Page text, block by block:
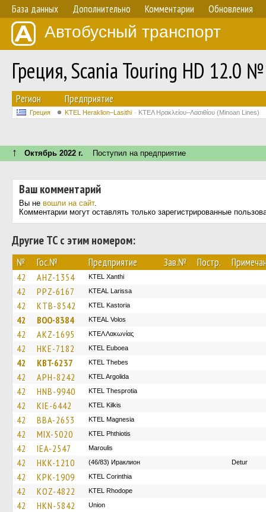
База данных Дополнительно Комментарии Обновления
Автобусный транспорт
Греция, Scania Touring HD 12.0
Регион Предприятие
Греция KTEL Heraklion–Lasithi ΚΤΕΛ Ηρακλείου–Λασιθίου (Minoan Lines)
↑ Октябрь 2022 г. Поступил на предприятие
Ваш комментарий
Вы не вошли на сайт.
Комментарии могут оставлять только зарегистрированные
Другие ТС с этим номером:
№ Гос.№ Предприятие Зав.№ Постр.
42 AHZ-1354 KTEL Xanthi
42 PPZ-6167 KTEAL Larissa
42 KTB-8542 KTEL Kastoria
42 BOO-8384 KTEAL Volos
42 AKZ-1695 ΚΤΕΛ Λακωνίας
42 HKE-7182 ΚΤΕL Euboea
42 KBT-6237 KTEL Thebes
42 APH-8242 KTEL Argolida
42 HNB-9940 KTEL Thesprotia
42 KIE-6442 KTEL Kilkis
42 BBA-2653 ΚΤΕL Magnesia
42 MIX-5020 ΚΤΕL Phthiotis
42 IEA-2547 Maroulis
42 HKK-1210 (46/83) Ираклион Detur
42 KPK-1909 KTEL Corinthia
42 KOZ-4822 KTEL Rhodope
42 HKN-5842 Union